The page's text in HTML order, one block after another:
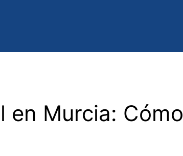
en Murcia: Cómo